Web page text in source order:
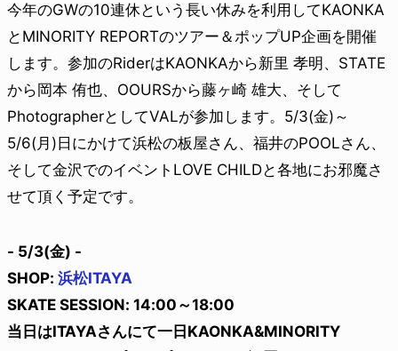
今年のGWの10連休という長い休みを利用してKAONKA
とMINORITY REPORTのツアー＆ポップUP企画を開催
します。参加のRiderはKAONKAから新里 孝明、STATE
から岡本 侑也、OOURSから藤ヶ崎 雄大、そして
PhotographerとしてVALが参加します。5/3(金)～
5/6(月)日にかけて浜松の板屋さん、福井のPOOLさん、
そして金沢でのイベントLOVE CHILDと各地にお邪魔さ
せて頂く予定です。
- 5/3(金) -
SHOP: 浜松ITAYA
SKATE SESSION: 14:00～18:00
当日はITAYAさんにて一日KAONKA&MINORITY